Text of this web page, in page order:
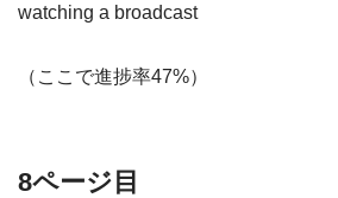
watching a broadcast
（ここで進捗率47%）
8ページ目